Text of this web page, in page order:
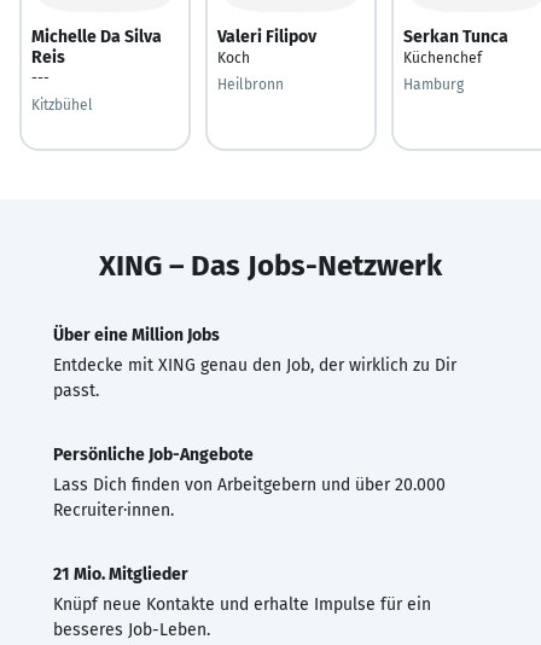
Michelle Da Silva
Reis
---
Kitzbühel
Valeri Filipov
Koch
Heilbronn
Serkan Tunca
Küchenchef
Hamburg
XING – Das Jobs-Netzwerk
Über eine Million Jobs
Entdecke mit XING genau den Job, der wirklich zu Dir
passt.
Persönliche Job-Angebote
Lass Dich finden von Arbeitgebern und über 20.000
Recruiter·innen.
21 Mio. Mitglieder
Knüpf neue Kontakte und erhalte Impulse für ein
besseres Job-Leben.